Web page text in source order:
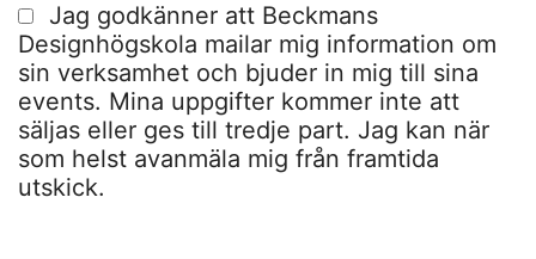
Jag godkänner att Beckmans
Designhögskola mailar mig information om
sin verksamhet och bjuder in mig till sina
events. Mina uppgifter kommer inte att
säljas eller ges till tredje part. Jag kan när
som helst avanmäla mig från framtida
utskick.